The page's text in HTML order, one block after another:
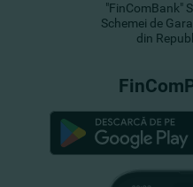
"FinComBank"
Schemei de
din